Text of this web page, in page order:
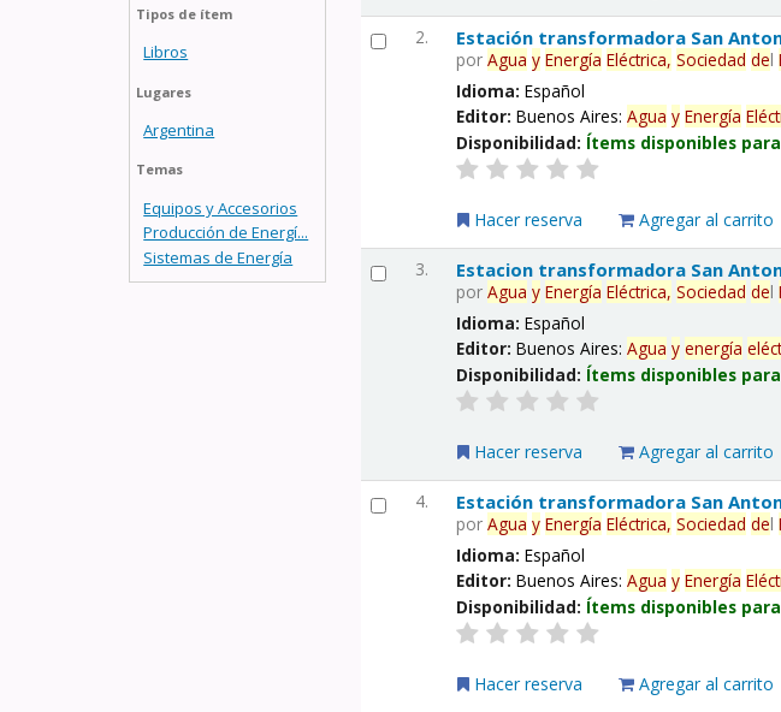
Tipos de ítem
Libros
Lugares
Argentina
Temas
Equipos y Accesorios
Producción de Energí...
Sistemas de Energía
2. Estación transformadora San
porAgua y Energía Eléctrica, Sociedad del
Idioma:Español
Editor:Buenos Aires:Agua y Energía
Disponibilidad: Ítems disponibles
Hacer reserva Agregar al carrito
3. Estacion transformadora San
porAgua y Energía Eléctrica, Sociedad del
Idioma:Español
Editor:Buenos Aires:Agua y energía
Disponibilidad: Ítems disponibles
Hacer reserva Agregar al carrito
4. Estación transformadora San
porAgua y Energía Eléctrica, Sociedad del
Idioma:Español
Editor:Buenos Aires:Agua y Energía
Disponibilidad: Ítems disponibles
Hacer reserva Agregar al carrito